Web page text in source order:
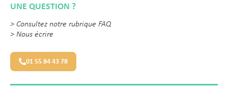
UNE QUESTION ?
> Consultez notre rubrique FAQ
> Nous écrire
01 55 84 43 78